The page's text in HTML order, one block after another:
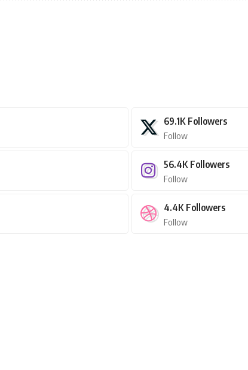
69.1K Followers
Follow
56.4K Followers
Follow
4.4K Followers
Follow